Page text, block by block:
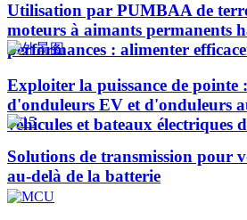
Utilisation par PUMBAA de
moteurs à aimants permanents
performances : alimenter
Exploiter la puissance de pointe
d'onduleurs EV et d'onduleurs
véhicules et bateaux électriques
Solutions de transmission pour
au-delà de la batterie